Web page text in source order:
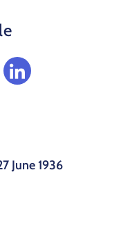
June 1936